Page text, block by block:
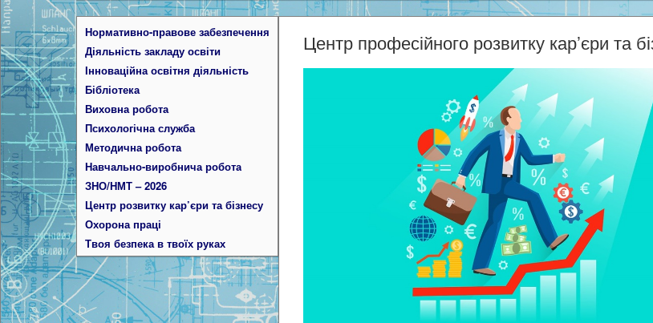
Нормативно-правове забезпечення
Діяльність закладу освіти
Інноваційна освітня діяльність
Бібліотека
Виховна робота
Психологічна служба
Методична робота
Навчально-виробнича робота
ЗНО/НМТ – 2026
Центр розвитку кар’єри та бізнесу
Охорона праці
Твоя безпека в твоїх руках
Центр професійного розвитку кар’єри та